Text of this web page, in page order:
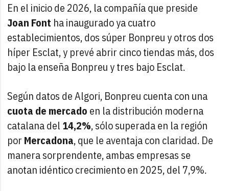
En el inicio de 2026, la compañía que preside
Joan Font ha inaugurado ya cuatro
establecimientos, dos súper Bonpreu y otros dos
híper Esclat, y prevé abrir cinco tiendas más, dos
bajo la enseña Bonpreu y tres bajo Esclat.
Según datos de Algori, Bonpreu cuenta con una
cuota de mercado en la distribución moderna
catalana del 14,2%, sólo superada en la región
por Mercadona, que le aventaja con claridad. De
manera sorprendente, ambas empresas se
anotan idéntico crecimiento en 2025, del 7,9%.